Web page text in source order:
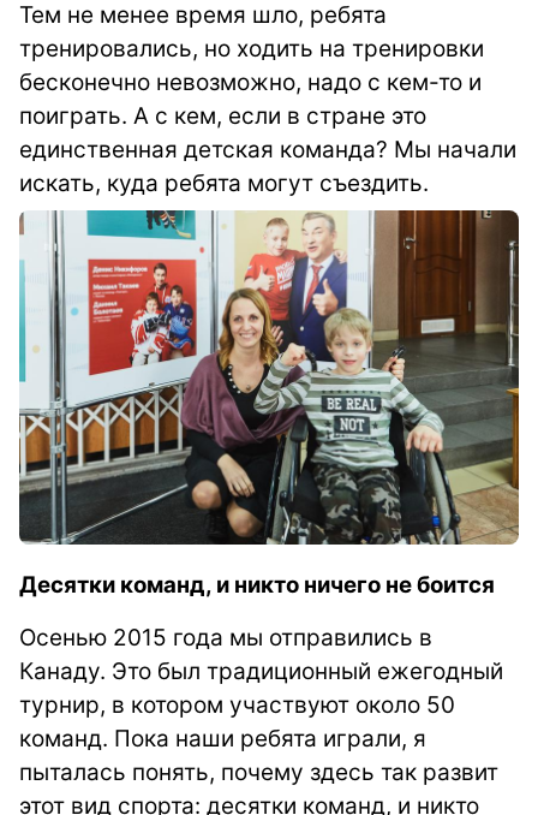
Тем не менее время шло, ребята
тренировались, но ходить на тренировки
бесконечно невозможно, надо с кем-то и
поиграть. А с кем, если в стране это
единственная детская команда? Мы начали
искать, куда ребята могут съездить.
Десятки команд, и никто ничего не боится
Осенью 2015 года мы отправились в
Канаду. Это был традиционный ежегодный
турнир, в котором участвуют около 50
команд. Пока наши ребята играли, я
пыталась понять, почему здесь так развит
этот вид спорта: десятки команд, и никто